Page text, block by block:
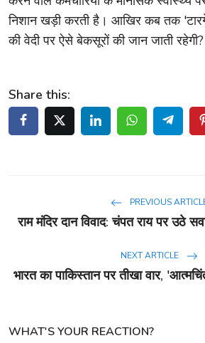
निशान खड़ी करती है। आखिर कब तक
की वेदी पर ऐसे बेकसूरों की जान जाती रहेगी?
Share this:
PREVIOUS
राम मंदिर दान विवाद: चंपत राय पर उठे
NEXT ARTICLE
भारत का पाकिस्तान पर तीखा वार,
WHAT'S YOUR REACTION?